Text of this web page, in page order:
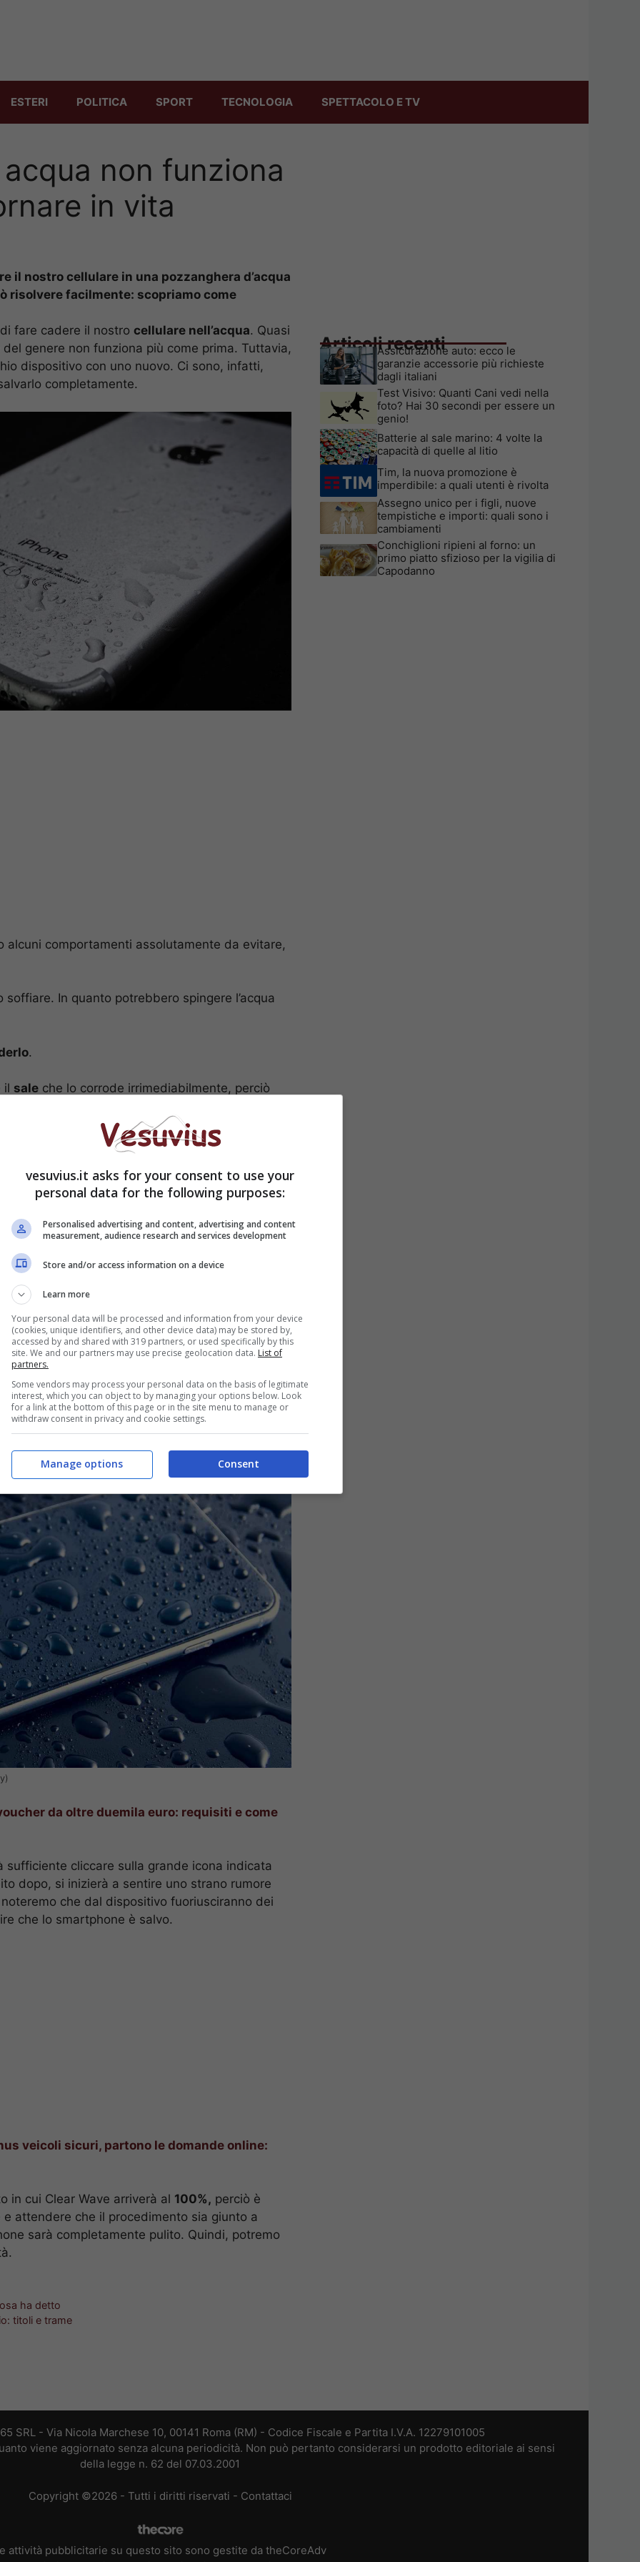
ESTERI POLITICA SPORT TECNOLOGIA SPETTACOLO E TV
non funziona
in vita
il nostro cellulare in una pozzanghera d’acqua
risolvere facilmente: scopriamo come
fare cadere il nostro cellulare nell’acqua. Quasi
genere non funziona più come prima. Tuttavia,
dispositivo con uno nuovo. Ci sono, infatti,
completamente.
comportamenti assolutamente da evitare,
soffiare. In quanto potrebbero spingere l’acqua
.
il sale che lo corrode irrimediabilmente, perciò
cosa bisognerà scaricare il download
questo, cioè di consentire al cellulare di
rovinare i circuiti hardware. L’app in
è davvero semplice.
rimuovere l’acqua
da oltre duemila euro: requisiti e come
sufficiente cliccare sulla grande icona indicata
dopo, si inizierà a sentire uno strano rumore
che dal dispositivo fuoriusciranno dei
che lo smartphone è salvo.
veicoli sicuri, partono le domande online:
in cui Clear Wave arriverà al 100%, perciò è
attendere che il procedimento sia giunto a
sarà completamente pulito. Quindi, potremo
ha detto
titoli e trame
Articoli recenti
Assicurazione auto: ecco le
garanzie accessorie più richieste
dagli italiani
Test Visivo: Quanti Cani vedi nella
foto? Hai 30 secondi per essere un
genio!
Batterie al sale marino: 4 volte la
capacità di quelle al litio
Tim, la nuova promozione è
imperdibile: a quali utenti è rivolta
Assegno unico per i figli, nuove
tempistiche e importi: quali sono i
cambiamenti
Conchiglioni ripieni al forno: un
primo piatto sfizioso per la vigilia di
Capodanno
SRL - Via Nicola Marchese 10, 00141 Roma (RM) - Codice Fiscale e Partita I.V.A. 12279101005
viene aggiornato senza alcuna periodicità. Non può pertanto considerarsi un prodotto editoriale ai sensi
della legge n. 62 del 07.03.2001
Copyright ©2026 - Tutti i diritti riservati - Contattaci
attività pubblicitarie su questo sito sono gestite da theCoreAdv
vesuvius.it asks for your consent to use your
personal data for the following purposes:
Personalised advertising and content, advertising and content
measurement, audience research and services development
Store and/or access information on a device
Learn more
Your personal data will be processed and information from your device
(cookies, unique identifiers, and other device data) may be stored by,
accessed by and shared with 319 partners, or used specifically by this
site. We and our partners may use precise geolocation data. List of
partners.
Some vendors may process your personal data on the basis of legitimate
interest, which you can object to by managing your options below. Look
for a link at the bottom of this page or in the site menu to manage or
withdraw consent in privacy and cookie settings.
Consent
Manage options